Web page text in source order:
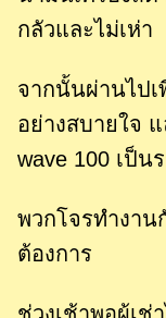
กลัวและไม่เห่า
จากนั้นผ่านไป
อย่างสบายใจ
wave 100 เป็น
พวกโจรทำงา
ต้องการ